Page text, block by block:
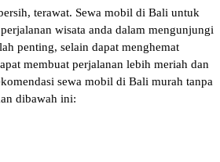
terawat. Sewa mobil di Bali untuk
wisata anda dalam mengunjungi
penting, selain dapat menghemat
membuat perjalanan lebih meriah dan
sewa mobil di Bali murah tanpa
dibawah ini: